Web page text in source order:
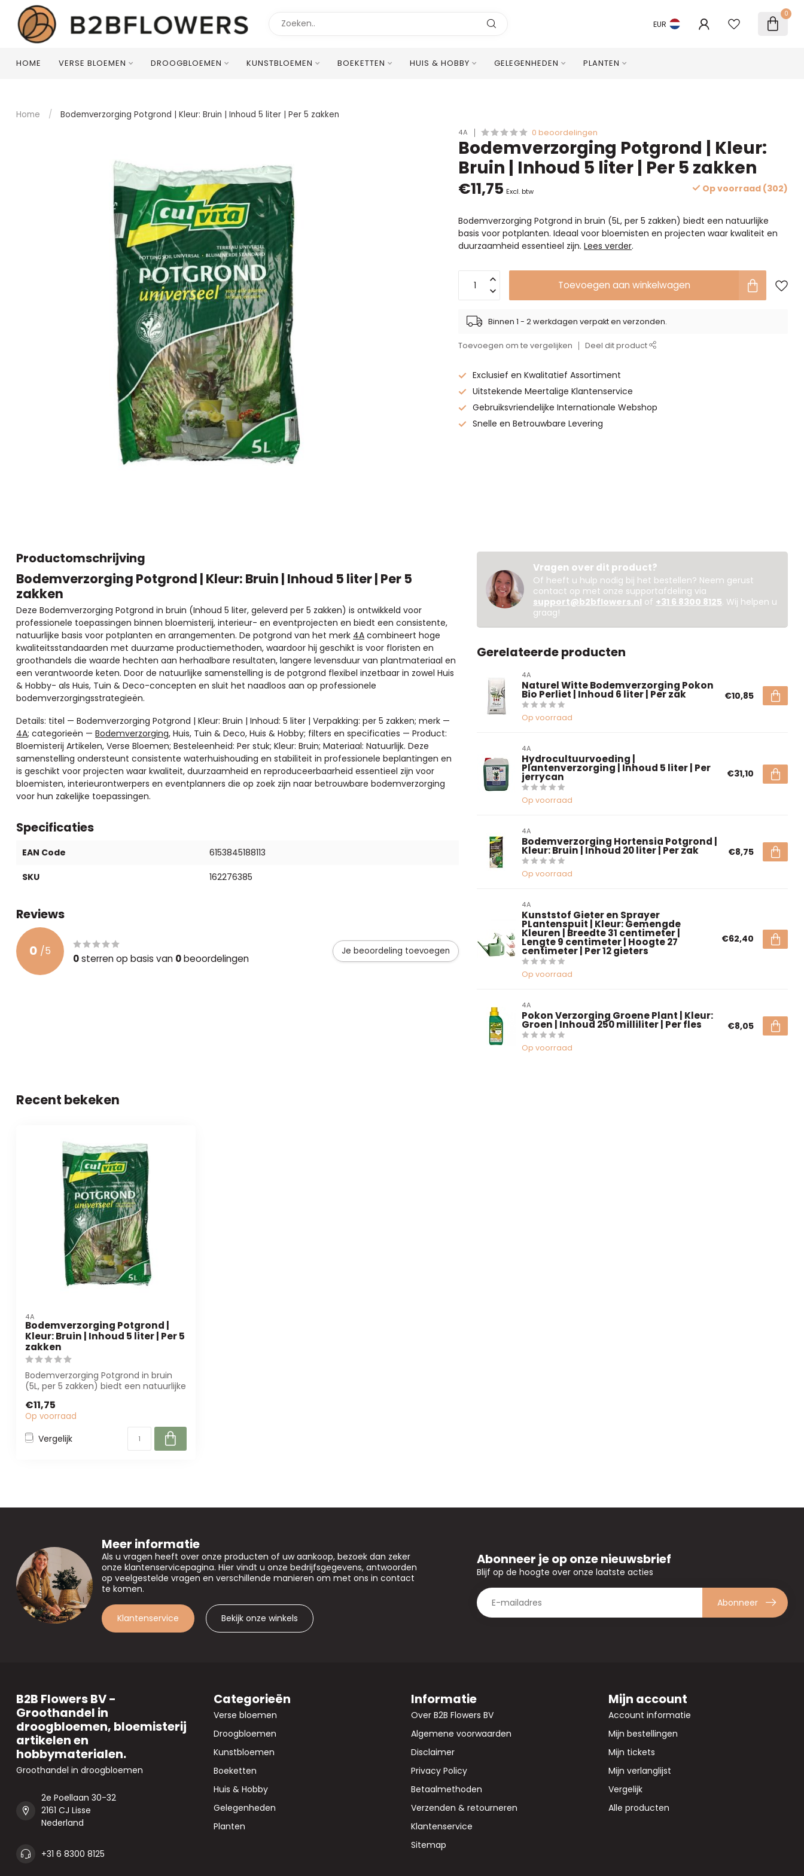
EUR
0
HOME VERSE BLOEMEN DROOGBLOEMEN KUNSTBLOEMEN BOEKETTEN HUIS & HOBBY GELEGENHEDEN PLANTEN
Home / Bodemverzorging Potgrond | Kleur: Bruin | Inhoud 5 liter | Per 5 zakken
4A 0 beoordelingen
Bodemverzorging Potgrond | Kleur:
Bruin | Inhoud 5 liter | Per 5 zakken
€11,75 Excl. btw Op voorraad (302)
Bodemverzorging Potgrond in bruin (5L, per 5 zakken) biedt een natuurlijke
basis voor potplanten. Ideaal voor bloemisten en projecten waar kwaliteit en
duurzaamheid essentieel zijn.Lees verder.
Toevoegen aan winkelwagen
Binnen 1 - 2 werkdagen verpakt en verzonden.
Toevoegen om te vergelijken Deel dit product
Exclusief en Kwalitatief Assortiment
Uitstekende Meertalige Klantenservice
Gebruiksvriendelijke Internationale Webshop
Snelle en Betrouwbare Levering
Productomschrijving
Bodemverzorging Potgrond | Kleur: Bruin | Inhoud 5 liter | Per 5
zakken
Deze Bodemverzorging Potgrond in bruin (Inhoud 5 liter, geleverd per 5 zakken) is ontwikkeld voor
professionele toepassingen binnen bloemisterij, interieur- en eventprojecten en biedt een consistente,
natuurlijke basis voor potplanten en arrangementen. De potgrond van het merk 4A combineert hoge
kwaliteitsstandaarden met duurzame productiemethoden, waardoor hij geschikt is voor floristen en
groothandels die waarde hechten aan herhaalbare resultaten, langere levensduur van plantmateriaal en
een verantwoorde keten. Door de natuurlijke samenstelling is de potgrond flexibel inzetbaar in zowel Huis
& Hobby- als Huis, Tuin & Deco-concepten en sluit het naadloos aan op professionele
bodemverzorgingsstrategieën.
Details: titel — Bodemverzorging Potgrond | Kleur: Bruin | Inhoud: 5 liter | Verpakking: per 5 zakken; merk —
4A; categorieën — Bodemverzorging, Huis, Tuin & Deco, Huis & Hobby; filters en specificaties — Product:
Bloemisterij Artikelen, Verse Bloemen; Besteleenheid: Per stuk; Kleur: Bruin; Materiaal: Natuurlijk. Deze
samenstelling ondersteunt consistente waterhuishouding en stabiliteit in professionele beplantingen en
is geschikt voor projecten waar kwaliteit, duurzaamheid en reproduceerbaarheid essentieel zijn voor
bloemisten, interieurontwerpers en eventplanners die op zoek zijn naar betrouwbare bodemverzorging
voor hun zakelijke toepassingen.
Specificaties
EAN Code 6153845188113
SKU 162276385
Reviews
0 /5
0sterren op basis van 0beoordelingen
Je beoordeling toevoegen
Vragen over dit product?
Of heeft u hulp nodig bij het bestellen? Neem gerust
contact op met onze supportafdeling via
support@b2bflowers.nl of +31 6 8300 8125. Wij helpen u
graag!
Gerelateerde producten
4A
Naturel Witte Bodemverzorging Pokon
Bio Perliet | Inhoud 6 liter | Per zak
Op voorraad
€10,85
4A
Hydrocultuurvoeding |
Plantenverzorging | Inhoud 5 liter | Per
jerrycan
Op voorraad
€31,10
4A
Bodemverzorging Hortensia Potgrond |
Kleur: Bruin | Inhoud 20 liter | Per zak
Op voorraad
€8,75
4A
Kunststof Gieter en Sprayer
PLantenspuit | Kleur: Gemengde
Kleuren | Breedte 31 centimeter |
Lengte 9 centimeter | Hoogte 27
centimeter | Per 12 gieters
Op voorraad
€62,40
4A
Pokon Verzorging Groene Plant | Kleur:
Groen | Inhoud 250 milliliter | Per fles
Op voorraad
€8,05
Recent bekeken
4A
Bodemverzorging Potgrond |
Kleur: Bruin | Inhoud 5 liter | Per 5
zakken
Bodemverzorging Potgrond in bruin
(5L, per 5 zakken) biedt een natuurlijke
€11,75
Op voorraad
Vergelijk
Meer informatie
Als u vragen heeft over onze producten of uw aankoop, bezoek dan zeker
onze klantenservicepagina. Hier vindt u onze bedrijfsgegevens, antwoorden
op veelgestelde vragen en verschillende manieren om met ons in contact
te komen.
Klantenservice Bekijk onze winkels
Abonneer je op onze nieuwsbrief
Blijf op de hoogte over onze laatste acties
Abonneer
B2B Flowers BV -
Groothandel in
droogbloemen, bloemisterij
artikelen en
hobbymaterialen.
Groothandel in droogbloemen
2e Poellaan 30-32
2161 CJ Lisse
Nederland
+31 6 8300 8125
Categorieën
Verse bloemen
Droogbloemen
Kunstbloemen
Boeketten
Huis & Hobby
Gelegenheden
Planten
Informatie
Over B2B Flowers BV
Algemene voorwaarden
Disclaimer
Privacy Policy
Betaalmethoden
Verzenden & retourneren
Klantenservice
Sitemap
Mijn account
Account informatie
Mijn bestellingen
Mijn tickets
Mijn verlanglijst
Vergelijk
Alle producten